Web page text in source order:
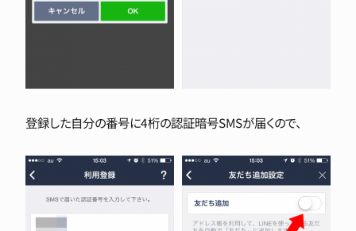
登録した自分の番号に4桁の認証暗号SMSが届くので、